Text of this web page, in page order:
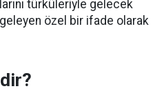
türküleriyle gelecek
özel bir ifade olarak